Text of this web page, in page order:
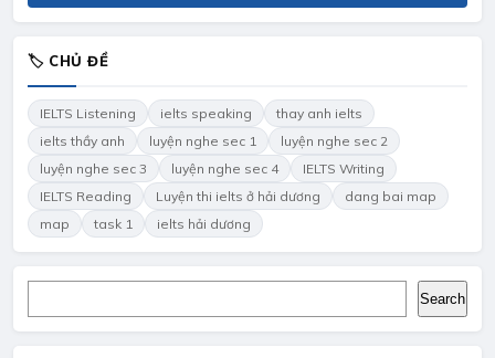
🏷 CHỦ ĐỀ
IELTS Listening ielts speaking
thay anh ielts
ielts thầy anh
luyện nghe sec 1
luyện nghe sec 2
luyện nghe sec 3
luyện nghe sec 4
IELTS Writing
IELTS Reading
Luyện thi ielts ở hải dương
dang bai map
map
task 1 ielts hải dương
Search